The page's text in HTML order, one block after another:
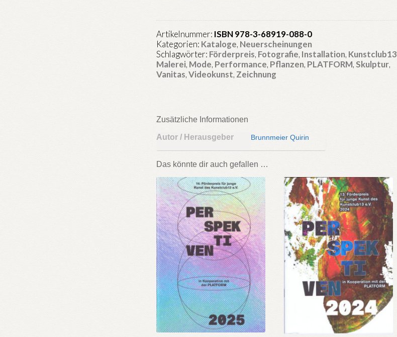
junge
Kunst
des
Kunstclub13
Artikelnummer: ISBN 978-3-68919-088-0
Kategorien: Kataloge, Neuerscheinungen
Schlagwörter: Förderpreis, Fotografie, Installation, Kunstclub13
Malerei, Mode, Performance, Pflanzen, PLATFORM,Skulptur,
Vanitas,Videokunst, Zeichnung
Zusätzliche Informationen
Autor / Herausgeber
Brunnmeier Quirin
Das könnte dir auch gefallen …